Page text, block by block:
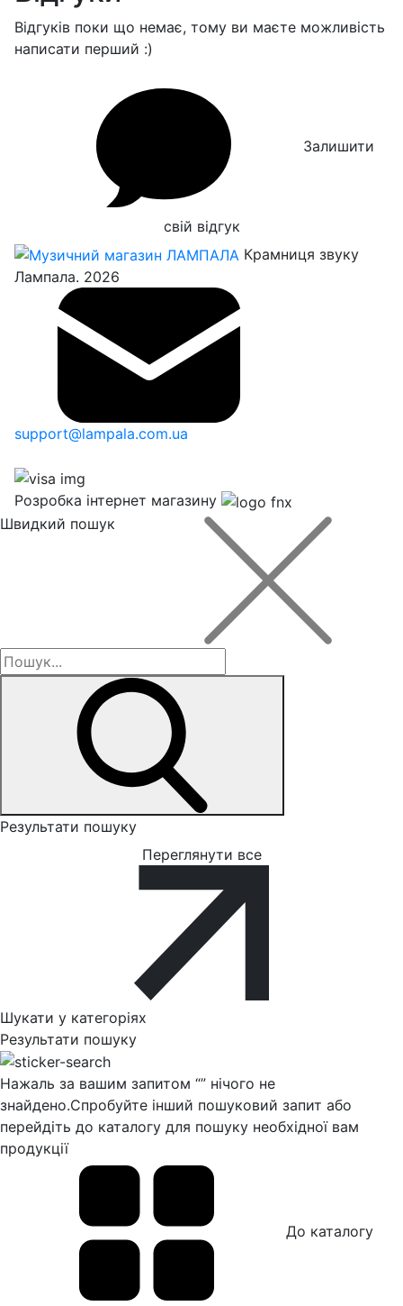
Відгуків поки що немає, тому ви маєте можливість
написати перший :)
Залишити
свій відгук
Крамниця звуку
Лампала. 2026
support@lampala.com.ua
Розробка інтернет магазину
Швидкий пошук
Результати пошуку
Переглянути все
Шукати у категоріях
Результати пошуку
Нажаль за вашим запитом “” нічого не
знайдено.Спробуйте інший пошуковий запит або
перейдіть до каталогу для пошуку необхідної вам
продукції
До каталогу